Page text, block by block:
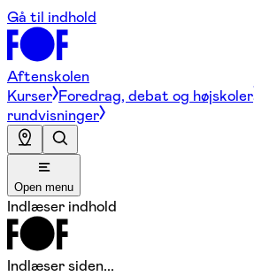
Gå til indhold
Aftenskolen
Kurser Foredrag, debat og højskoler
rundvisninger
Open menu
Indlæser indhold
Indlæser siden...